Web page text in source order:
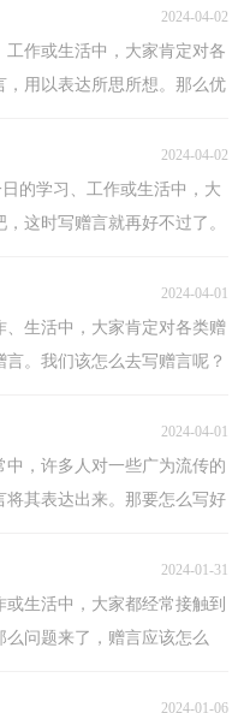
2024-04-02
作或生活中，大家肯定对各
用以表达所思所想。那么优
2024-04-02
的学习、工作或生活中，大
这时写赠言就再好不过了。
2024-04-01
生活中，大家肯定对各类赠
。我们该怎么去写赠言呢？
2024-04-01
，许多人对一些广为流传的
其表达出来。那要怎么写好
2024-01-31
生活中，大家都经常接触到
问题来了，赠言应该怎么
2024-01-06